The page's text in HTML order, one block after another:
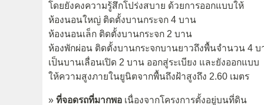
โดยยังคงความรู้สึกโปร่งสบาย ด้วยการออกแบบให้
ห้องนอนใหญ่ ติดตั้งบานกระจก 4 บาน
ห้องนอนเล็ก ติดตั้งบานกระจก 2 บาน
ห้องพักผ่อน ติดตั้งบานกระจกบานยาวถึงพื้นจำนวน 4 บ
เป็นบานเลื่อนเปิด 2 บาน ออกสู่ระเบียง และยังออกแบบ
ให้ความสูงภายในยูนิตจากพื้นถึงฝ้าสูงถึง 2.60 เมตร
» ที่จอดรถที่มากพอ เนื่องจากโครงการตั้งอยู่บนที่ดิน